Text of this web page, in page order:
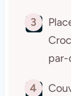
3
par-
4